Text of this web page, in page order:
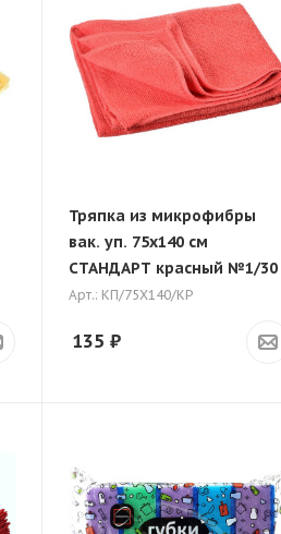
Тряпка из микрофибры
вак. уп. 75х140 см
СТАНДАРТ красный №1/30
Арт.: КП/75Х140/КР
135 ₽